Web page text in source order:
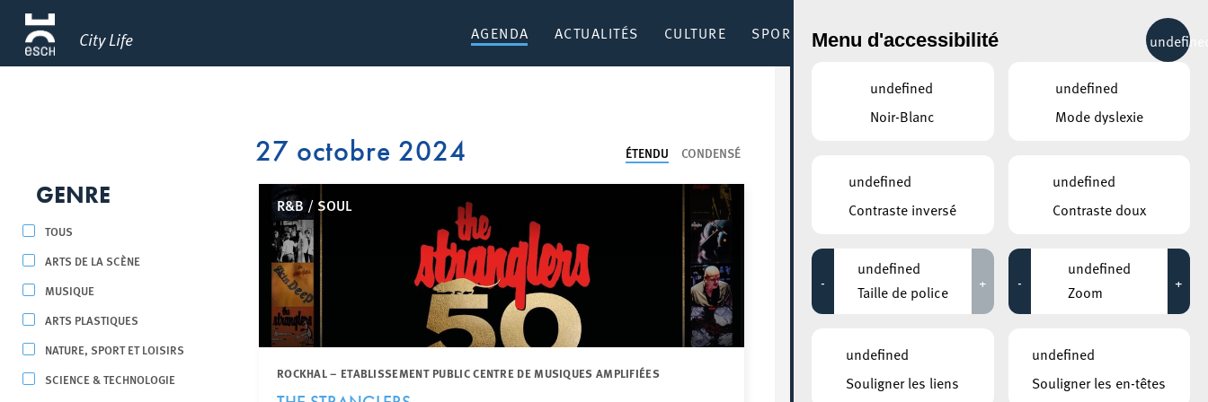
City Life AGENDA ACTUALITÉS CULTURE SPORT & RÉCRÉATION MOBILITÉ
GENRE
TOUS
ARTS DE LA SCÈNE
MUSIQUE
ARTS PLASTIQUES
NATURE, SPORT ET LOISIRS
SCIENCE & TECHNOLOGIE
ÉTENDU CONDENSÉ
27 octobre 2024
R&B / SOUL
ROCKHAL – ETABLISSEMENT PUBLIC CENTRE DE MUSIQUES AMPLIFIÉES
ÉVÉNEMENTS CONTINUS
11 JUILLET 2020
Leo Capus
Jusqu'au 25 juillet
MBSR – Conference Mindfulness
10°C
Menu d'accessibilité
undefined
Noir-Blanc
undefined
Mode dyslexie
undefined
Contraste inversé
undefined
Contraste doux
-
undefined
Taille de police
+ -
undefined
Zoom
+
undefined
Souligner les liens
undefined
Souligner les en-têtes